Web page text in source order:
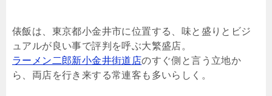
俵飯は、東京都小金井市に位置する、味と盛りとビジ
ュアルが良い事で評判を呼ぶ大繁盛店。
ラーメン二郎新小金井街道店のすぐ側と言う立地か
ら、両店を行き来する常連客も多いらしく。